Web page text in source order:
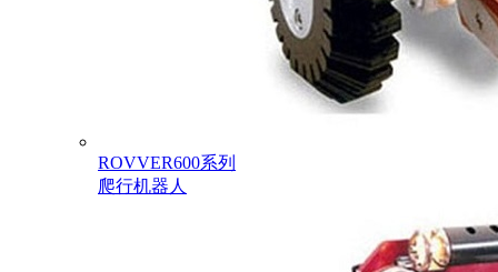
ROVVER600系列
爬行机器人